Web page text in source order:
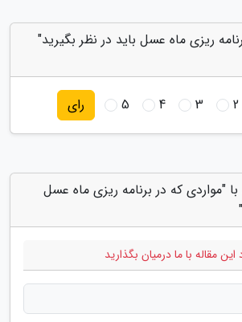
ریزی ماه عسل باید در نظر بگیرید"
2
3
4
5 رای
"مواردی که در برنامه ریزی ماه عسل
مقاله با ما درمیان بگذارید